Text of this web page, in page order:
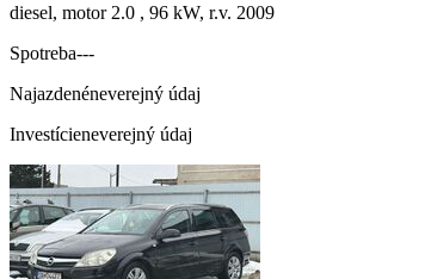
diesel, motor 2.0 , 96 kW, r.v. 2009
Spotreba---
Najazdenéneverejný údaj
Investícieneverejný údaj